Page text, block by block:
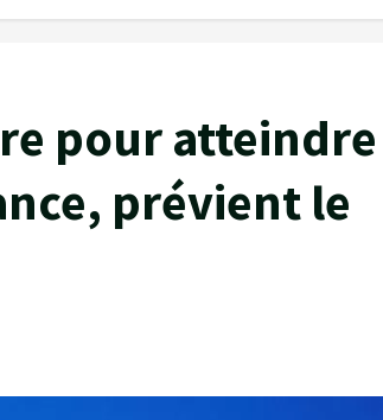
pour atteindre
prévient le